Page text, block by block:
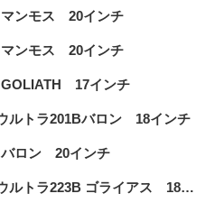
マンモス 20インチ
マンモス 20インチ
GOLIATH 17インチ
ルトラ201Bバロン 18インチ
バロン 20インチ
ハイラックスサーフ 210系 × ウルトラ223B ゴライアス 18インチ